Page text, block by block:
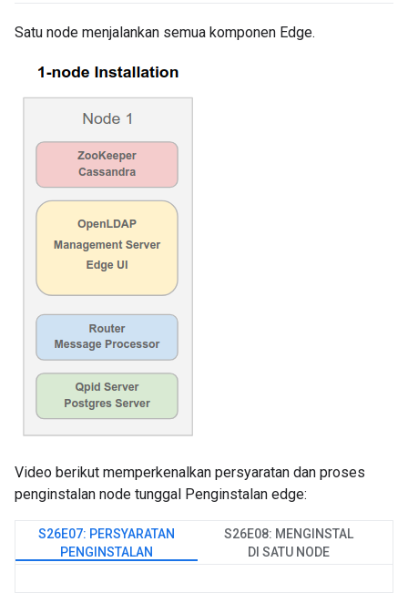
Satu node menjalankan semua komponen Edge.
Video berikut memperkenalkan persyaratan dan proses
penginstalan node tunggal Penginstalan edge:
S26E07: PERSYARATAN
PENGINSTALAN
S26E08: MENGINSTAL
DI SATU NODE